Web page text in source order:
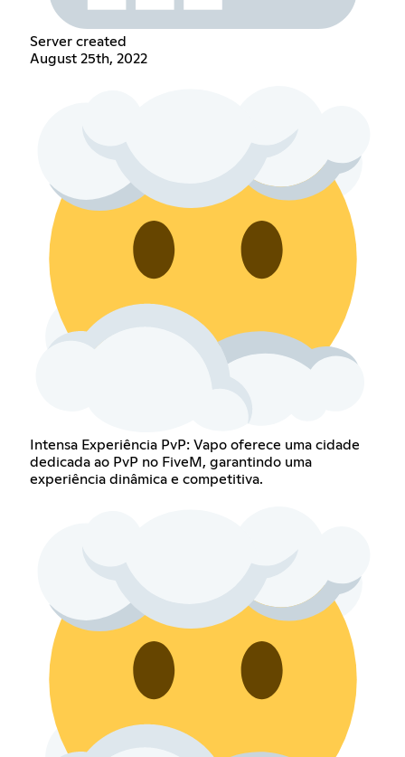
Server created
August 25th, 2022
Intensa Experiência PvP: Vapo oferece uma cidade
dedicada ao PvP no FiveM, garantindo uma
experiência dinâmica e competitiva.